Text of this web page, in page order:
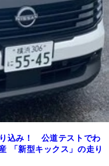
込み！ 公道テストでわ
「新型キックス」の走り